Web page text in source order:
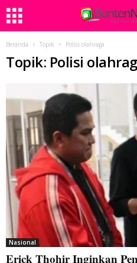
Beranda Topik Polisi olahraga
Topik: Polisi
Nasional
Erick Thohir Inginkan